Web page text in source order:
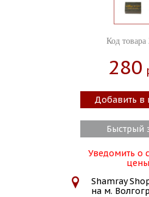
Код товара
280
Добавить в
Быстрый
Уведомить о
цены
Shamray
на м.